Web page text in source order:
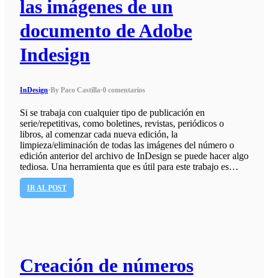
las imágenes de un
documento de Adobe
Indesign
InDesign·By Paco Castilla·0 comentarios
Si se trabaja con cualquier tipo de publicación en
serie/repetitivas, como boletines, revistas, periódicos o
libros, al comenzar cada nueva edición, la
limpieza/eliminación de todas las imágenes del número o
edición anterior del archivo de InDesign se puede hacer algo
tediosa. Una herramienta que es útil para este trabajo es…
IR AL POST
Creación de números